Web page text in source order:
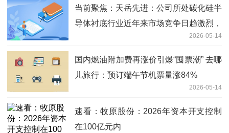
当前聚焦：天岳先进：公司所处碳化硅半
导体衬底行业近年来市场竞争日趋激烈，
2026-05-14
国内燃油附加费再涨价引爆“囤票潮” 去哪
儿旅行：预订端午节机票量涨84%
2026-05-14
速看：牧原股份：2026年资本开支控制
在100亿元内